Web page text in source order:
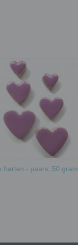
harten - paars; 50 gram